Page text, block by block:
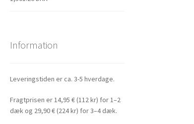
Information
Leveringstiden er ca. 3-5 hverdage.
Fragtprisen er 14,95 € (112 kr) for 1–2
dæk og 29,90 € (224 kr) for 3–4 dæk.